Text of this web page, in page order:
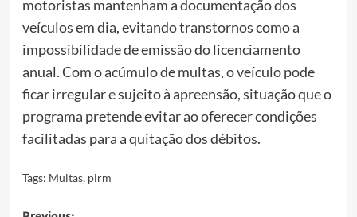
motoristas mantenham a documentação dos
veículos em dia, evitando transtornos como a
impossibilidade de emissão do licenciamento
anual. Com o acúmulo de multas, o veículo pode
ficar irregular e sujeito à apreensão, situação que o
programa pretende evitar ao oferecer condições
facilitadas para a quitação dos débitos.
Tags: Multas, pirm